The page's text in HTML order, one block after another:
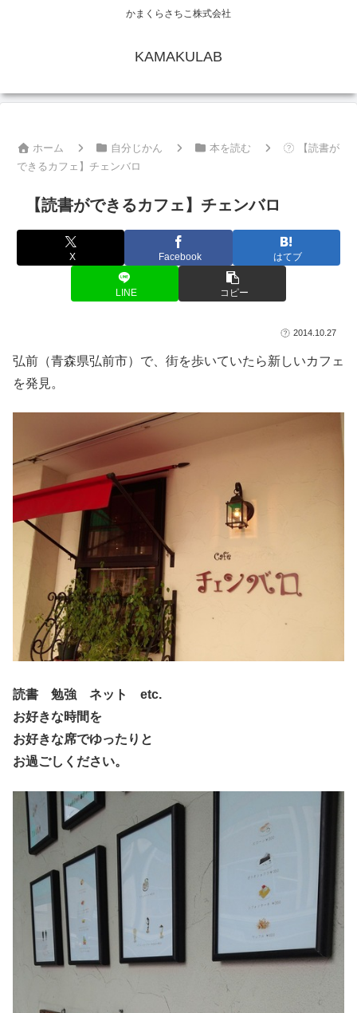
かまくらさちこ株式会社
KAMAKULAB
ホーム 自分じかん 本を読む
【読書が
できるカフェ】チェンバロ
【読書ができるカフェ】チェンバロ
X Facebook はてブ
LINE コピー
2014.10.27
弘前（青森県弘前市）で、街を歩いていたら新しいカフェ
を発見。
読書 勉強 ネット etc.
お好きな時間を
お好きな席でゆったりと
お過ごしください。